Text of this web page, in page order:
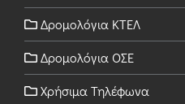
Δρομολόγια ΚΤΕΛ
Δρομολόγια ΟΣΕ
Χρήσιμα Τηλέφωνα